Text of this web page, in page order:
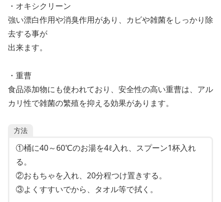
・オキシクリーン
強い漂白作用や消臭作用があり、カビや雑菌をしっかり除
去する事が
出来ます。
・重曹
食品添加物にも使われており、安全性の高い重曹は、アル
カリ性で雑菌の繁殖を抑える効果があります。
方法
①桶に40～60℃のお湯を4ℓ入れ、スプーン1杯入れ
る。
②おもちゃを入れ、20分程つけ置きする。
③よくすすいでから、タオル等で拭く。